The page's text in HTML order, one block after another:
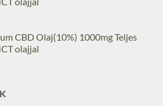
CBD Olaj(10%) 1000mg Teljes
olajjal